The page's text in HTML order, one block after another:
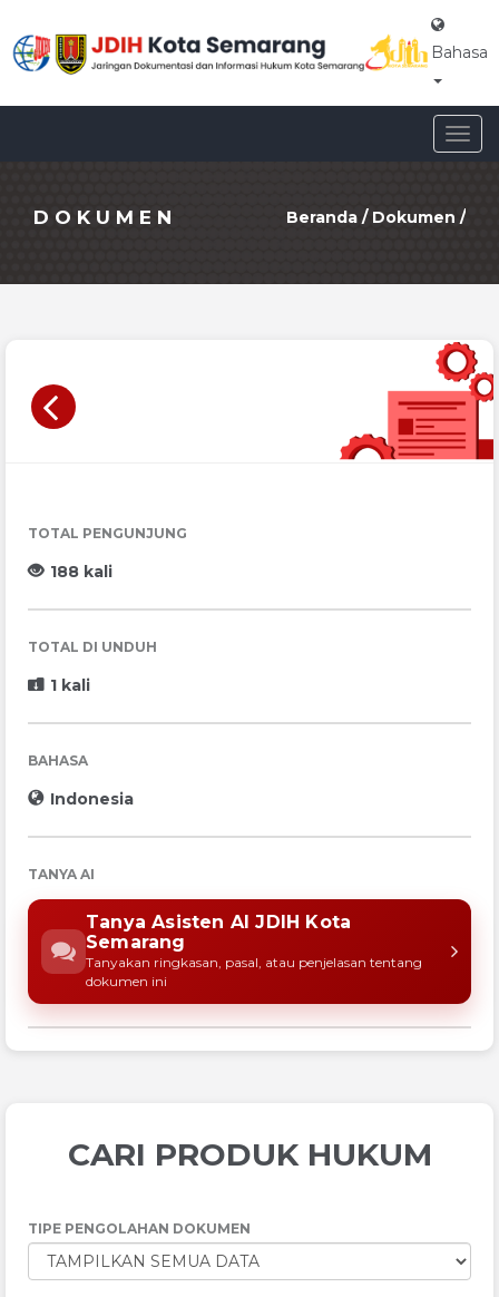
Bahasa
DOKUMEN Beranda / Dokumen /
TOTAL PENGUNJUNG
188 kali
TOTAL DI UNDUH
1 kali
BAHASA
Indonesia
TANYA AI
Tanya Asisten AI JDIH Kota
Semarang
Tanyakan ringkasan, pasal, atau penjelasan tentang
dokumen ini
CARI PRODUK HUKUM
TIPE PENGOLAHAN DOKUMEN